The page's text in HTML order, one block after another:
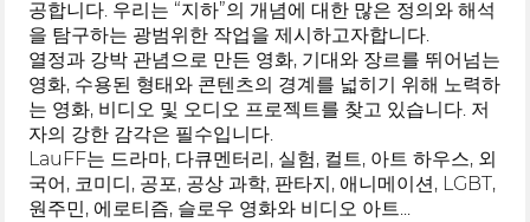
공합니다. 우리는 “지하”의 개념에 대한 많은 정의와 해석
을 탐구하는 광범위한 작업을 제시하고자합니다.
열정과 강박 관념으로 만든 영화, 기대와 장르를 뛰어넘는
영화, 수용된 형태와 콘텐츠의 경계를 넓히기 위해 노력하
는 영화, 비디오 및 오디오 프로젝트를 찾고 있습니다. 저
자의 강한 감각은 필수입니다.
LauFF는 드라마, 다큐멘터리, 실험, 컬트, 아트 하우스, 외
국어, 코미디, 공포, 공상 과학, 판타지, 애니메이션, LGBT,
원주민, 에로티즘, 슬로우 영화와 비디오 아트...